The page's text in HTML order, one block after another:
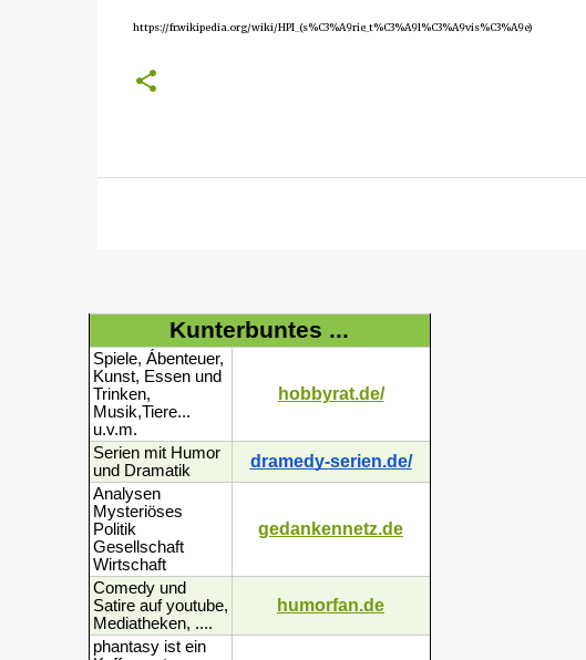
https://fr.wikipedia.org/wiki/HPI_(s%C3%A9rie_t%C3%A9l%C3%A9vis%C3%A9e)
Kunterbuntes ...
Spiele, Ábenteuer,
Kunst, Essen und
Trinken,
Musik,Tiere...
u.v.m.
hobbyrat.de/
Serien mit Humor
und Dramatik
dramedy-serien.de/
Analysen
Mysteriöses
Politik
Gesellschaft
Wirtschaft
gedankennetz.de
Comedy und
Satire auf youtube,
Mediatheken, ....
humorfan.de
phantasy ist ein